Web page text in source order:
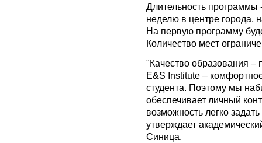
Длительность программы
неделю в центре города,
На первую программу
Количество мест
"Качество образования
E&S Institute –
студента. Поэтому мы
обеспечивает личный
возможность легко
утверждает
Синица.